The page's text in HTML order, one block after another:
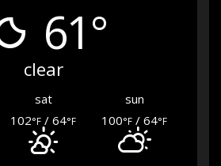
61°
clear
sat
sun
102°F / 64°F 100°F / 64°F